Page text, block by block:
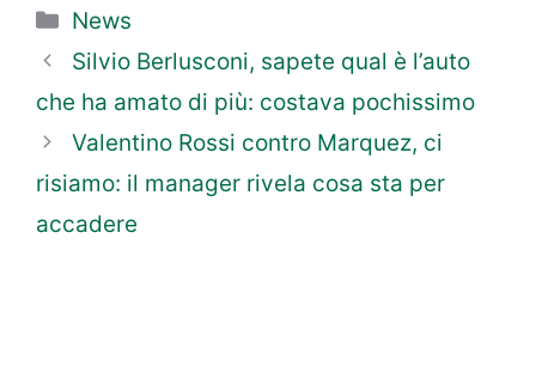
Categorie
News
Silvio Berlusconi, sapete qual è l’auto
che ha amato di più: costava pochissimo
Valentino Rossi contro Marquez, ci
risiamo: il manager rivela cosa sta per
accadere